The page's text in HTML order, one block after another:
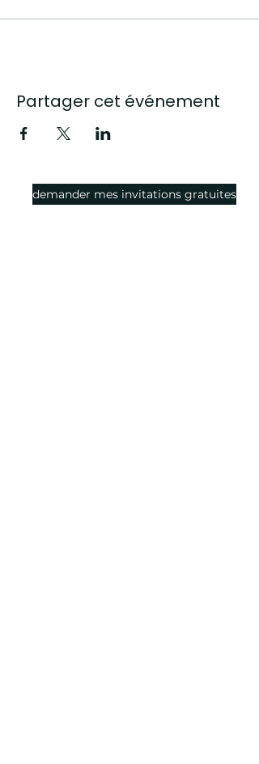
Partager cet événement
demander mes invitations gratuites